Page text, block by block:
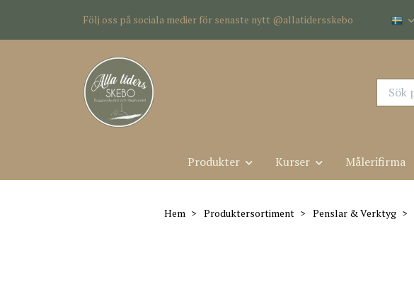
Följ oss på sociala medier för senaste nytt @allatidersskebo
Produkter Kurser Målerifirma
Hem Produktersortiment Penslar & Verktyg